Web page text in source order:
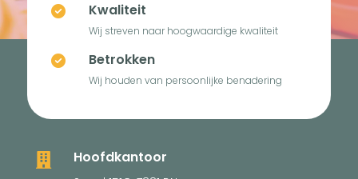
 Kwaliteit
Wij streven naar hoogwaardige kwaliteit
 Betrokken
Wij houden van persoonlijke benadering
 Hoofdkantoor